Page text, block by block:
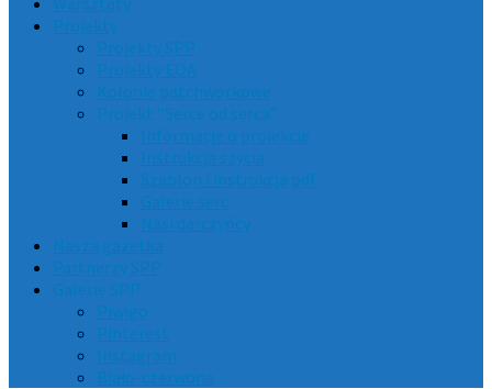
Projekty
Projekty SPP
Projekty EQA
Kolonie patchworkowe
Projekt “Serce od serca”
Informacje o projekcie
Instrukcja szycia
Szablon i instrukcja pdf
Galerie serc
Nasi darczyńcy
Nasza gazetka
Partnerzy SPP
Galerie SPP
Piwigo
Pinterest
Instagram
Biało-czerwona